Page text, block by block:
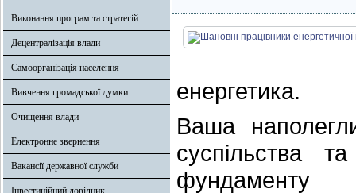
Виконання програм та стратегій
Децентралізація влади
Самоорганізація населення
Вивчення громадської думки
Очищення влади
Електронне звернення
Вакансії державної служби
Інвестиційний довідник
енергетика.
Ваша
суспільства
фундаменту